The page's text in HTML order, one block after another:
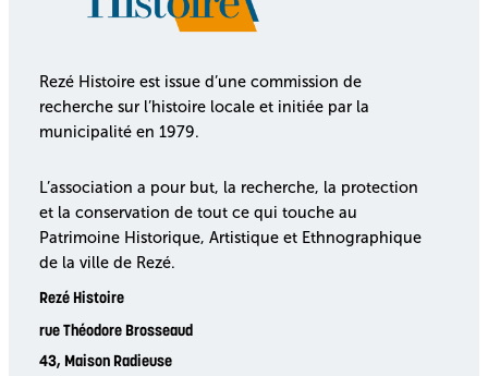
Rezé Histoire est issue d’une commission de
recherche sur l’histoire locale et initiée par la
municipalité en 1979.
L’association a pour but, la recherche, la protection
et la conservation de tout ce qui touche au
Patrimoine Historique, Artistique et Ethnographique
de la ville de Rezé.
Rezé Histoire
rue Théodore Brosseaud
43, Maison Radieuse